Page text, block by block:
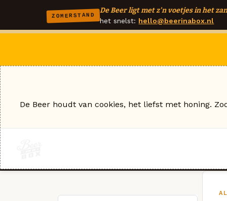
ZOMERSTAND
De Beer ligt met z'n voetjes in het
het snelst: hello@beerinabox.nl
De Beer houdt van cookies, het liefst met honing.